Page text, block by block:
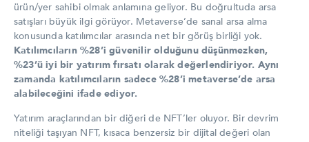
ürün/yer sahibi olmak anlamına geliyor. Bu doğrultuda arsa
satışları büyük ilgi görüyor. Metaverse’de sanal arsa alma
konusunda katılımcılar arasında net bir görüş birliği yok.
Katılımcıların %28’i güvenilir olduğunu düşünmezken,
%23’ü iyi bir yatırım fırsatı olarak değerlendiriyor. Aynı
zamanda katılımcıların sadece %28’i metaverse’de arsa
alabileceğini ifade ediyor.
Yatırım araçlarından bir diğeri de NFT’ler oluyor. Bir devrim
niteliği taşıyan NFT, kısaca benzersiz bir dijital değeri olan